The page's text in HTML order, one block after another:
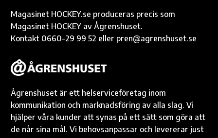
Magasinet HOCKEY.se produceras precis som
Magasinet HOCKEY av Ågrenshuset.
Kontakt 0660-29 99 52 eller pren@agrenshuset.se
Ågrenshuset är ett helserviceföretag inom
kommunikation och marknadsföring av alla slag. Vi
hjälper våra kunder att synas på ett sätt som göra att
de når sina mål. Vi behovsanpassar och levererar just